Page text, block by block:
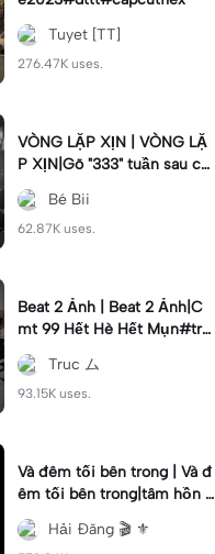
Tuyet [TT]
276.47K uses.
VÒNG LẶP XỊN | VÒNG LẶ
P XỊN|Gõ "333" tuần sau ca
o lên 2cm #2anh#vonglap
Bé Bii
62.87K uses.
Beat 2 Ảnh | Beat 2 Ảnh|C
mt 99 Hết Hè Hết Mụn#tru
c
Truc ム
93.15K uses.
Và đêm tối bên trong | Và đ
êm tối bên trong|tâm hồn t
ừng dòng suy nghĩ ta xa nha
u vì #haidang #xh
Hải Đăng 🎬 ⚜